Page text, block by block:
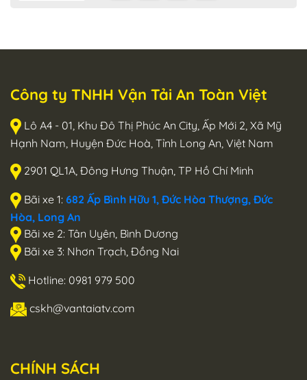
Công ty TNHH Vận Tải An Toàn Việt
Lô A4 - 01, Khu Đô Thị Phúc An City, Ấp Mới 2, Xã Mỹ
Hạnh Nam, Huyện Đức Hoà, Tỉnh Long An, Việt Nam
2901 QL1A, Đông Hưng Thuận, TP Hồ Chí Minh
Bãi xe 1: 682 Ấp Bình Hữu 1, Đức Hòa Thượng, Đức
Hòa, Long An
Bãi xe 2: Tân Uyên, Bình Dương
Bãi xe 3: Nhơn Trạch, Đồng Nai
Hotline: 0981 979 500
cskh@vantaiatv.com
CHÍNH SÁCH